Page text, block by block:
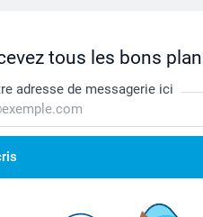
tous les bons
adresse de messagerie ici